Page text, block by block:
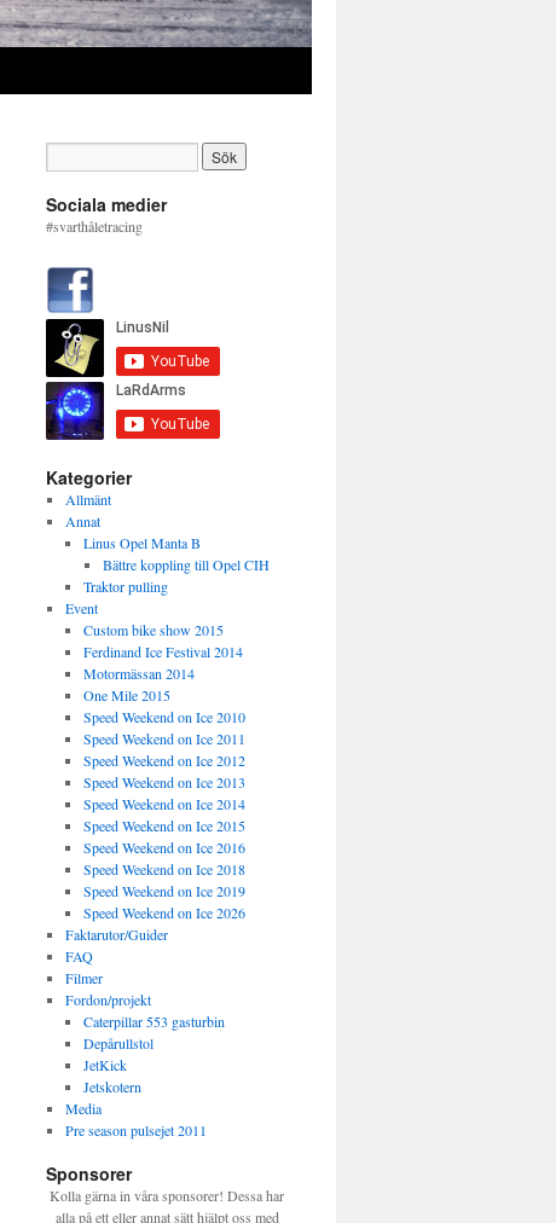
Sociala medier
#svarthåletracing
Kategorier
Allmänt
Annat
Linus Opel Manta B
Bättre koppling till Opel CIH
Traktor pulling
Event
Custom bike show 2015
Ferdinand Ice Festival 2014
Motormässan 2014
One Mile 2015
Speed Weekend on Ice 2010
Speed Weekend on Ice 2011
Speed Weekend on Ice 2012
Speed Weekend on Ice 2013
Speed Weekend on Ice 2014
Speed Weekend on Ice 2015
Speed Weekend on Ice 2016
Speed Weekend on Ice 2018
Speed Weekend on Ice 2019
Speed Weekend on Ice 2026
Faktarutor/Guider
FAQ
Filmer
Fordon/projekt
Caterpillar 553 gasturbin
Depårullstol
JetKick
Jetskotern
Media
Pre season pulsejet 2011
Sponsorer
Kolla gärna in våra sponsorer! Dessa har
alla på ett eller annat sätt hjälpt oss med